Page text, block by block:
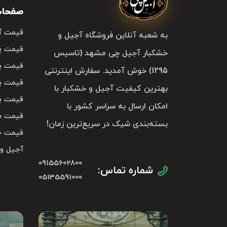
نوع و کیفیت میوه
زغال‌اخته) هستند.
درصد خلوص و
بسته‌بندی و برند:
کاربرد
انتخاب نوع
قیمت و خرید
مارمالاد پرتقال و
به شعبه آنلاین فروشگاه آجیل و
خشکبار آجیل چی مشهد (تاسیس
1295) خوش آمدید. سفارش اینترنتی
بهترین کیفیت آجیل و خشکبار با
امکان ارسال به سراسر کشور با
بسته‌بندی شیک در سریع‌ترین زمان!
شماره تماس:
09155602800
05135591000
قیمت
قیمت
قیمت
قیمت
قیمت
قیمت
قیمت
آجیل